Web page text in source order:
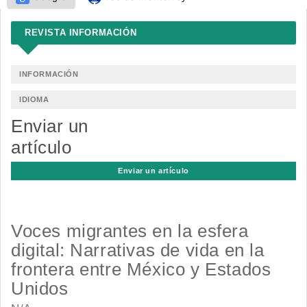
REVISTA INFORMACIÓN
INFORMACIÓN
IDIOMA
Enviar un
artículo
Enviar un artículo
Voces migrantes en la esfera
digital: Narrativas de vida en la
frontera entre México y Estados
Unidos